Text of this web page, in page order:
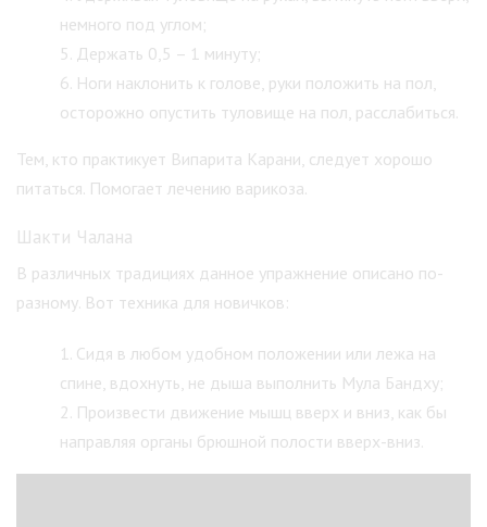
немного под углом;
Держать 0,5 – 1 минуту;
Ноги наклонить к голове, руки положить на пол,
осторожно опустить туловище на пол, расслабиться.
Тем, кто практикует Випарита Карани, следует хорошо
питаться. Помогает лечению варикоза.
Шакти Чалана
В различных традициях данное упражнение описано по-
разному. Вот техника для новичков:
Сидя в любом удобном положении или лежа на
спине, вдохнуть, не дыша выполнить Мула Бандху;
Произвести движение мышц вверх и вниз, как бы
направляя органы брюшной полости вверх-вниз.